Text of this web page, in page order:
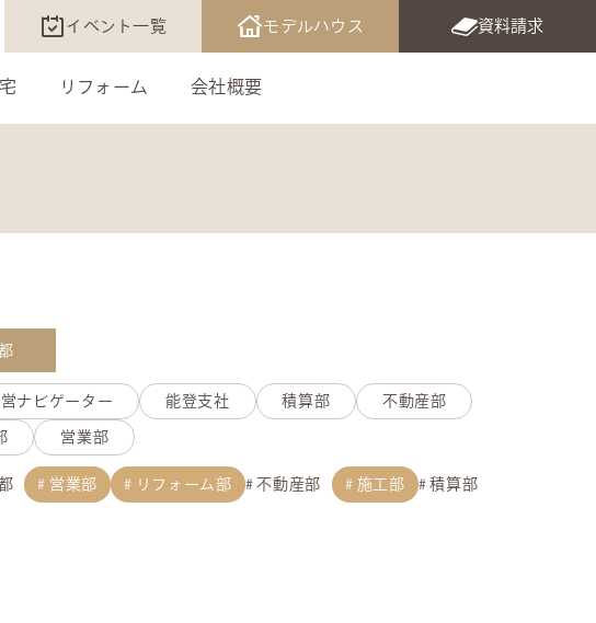
イベント一覧 モデルハウス 資料請求
リフォーム 会社概要
ナビゲーター 能登支社 積算部 不動産部
営業部
営業部 リフォーム部 不動産部 施工部 積算部